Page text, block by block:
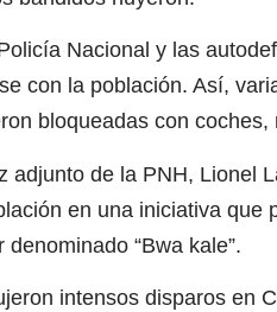
Nacional y las
con la población. Así,
bloqueadas con
adjunto de la PNH, Lionel
en una iniciativa que
“Bwa kale”.
intensos disparos en